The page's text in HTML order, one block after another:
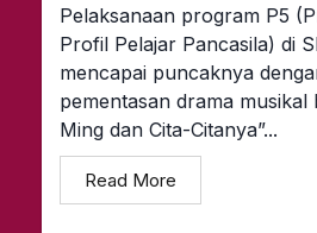
Pelaksanaan program P5
Profil Pelajar Pancasila) di
mencapai puncaknya
pementasan drama musikal
Ming dan Cita-Citanya”...
Read More